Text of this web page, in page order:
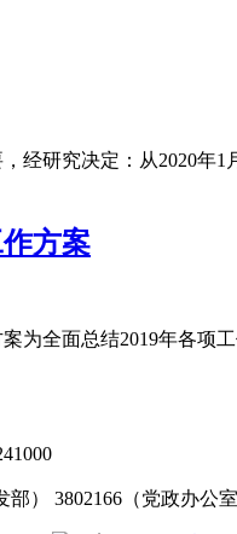
经研究决定：从2020年
方案
为全面总结2019年各
） 3802166（党政办公室